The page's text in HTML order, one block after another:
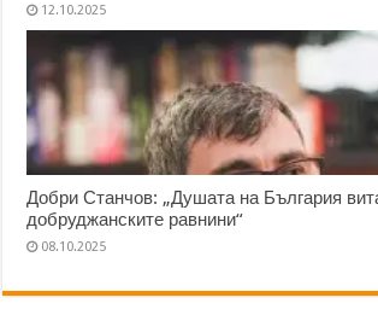
12.10.2025
Добри Станчов: „Душата на България
добруджанските равнини“
08.10.2025